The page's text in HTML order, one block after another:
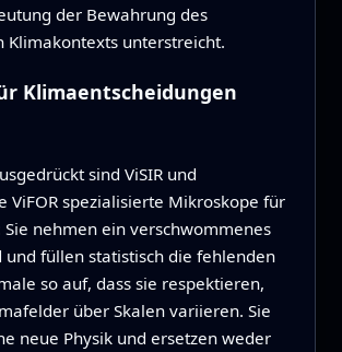
der Bewahrung des
Klimakontexts unterstreicht.
Klimaentscheidungen
sind ViSIR und
ViFOR spezialisierte Mikroskope für
nehmen ein verschwommenes
und füllen statistisch die fehlenden
so auf, dass sie respektieren,
über Skalen variieren. Sie
neue Physik und ersetzen weder